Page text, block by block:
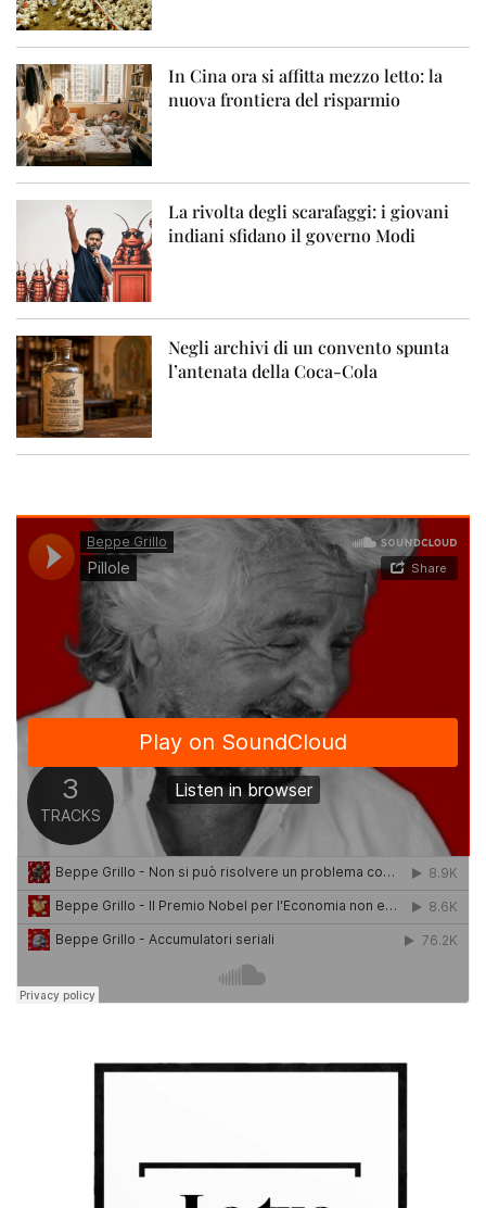
In Cina ora si affitta mezzo letto: la
nuova frontiera del risparmio
La rivolta degli scarafaggi: i giovani
indiani sfidano il governo Modi
Negli archivi di un convento spunta
l’antenata della Coca-Cola